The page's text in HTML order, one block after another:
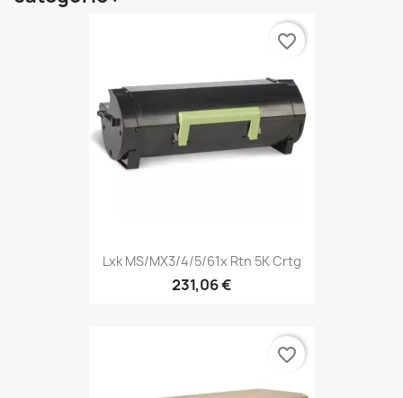
Lxk MS/MX3/4/5/61x Rtn 5K Crtg
231,06 €
favorite_border
favorite_border